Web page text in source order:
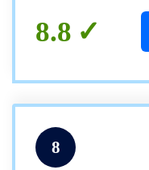
8.8
8